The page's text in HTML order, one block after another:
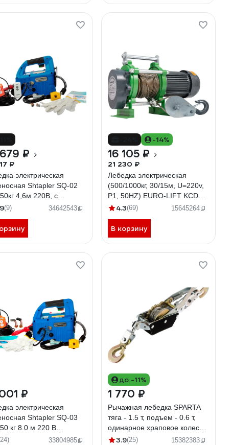
₽
₽
электрическая
Shtapler SQ-02
4,6м 220В, с
пультом
(9) 34642543
-14%
16 105 ₽
21 230 ₽
Лебедка электрическая
(500/1000кг, 30/15м, U=220v,
P1, 50HZ) EURO-LIFT KCD
00019835
4.3(69) 15645264
В корзину
₽
электрическая
Shtapler SQ-03
кг 8.0 м 220 В
33804985
до -11%
1 770 ₽
Рычажная лебедка SPARTA
тяга - 1.5 т, подъем - 0.6 т,
одинарное храповое колесо
522155
3.9(25) 15382383